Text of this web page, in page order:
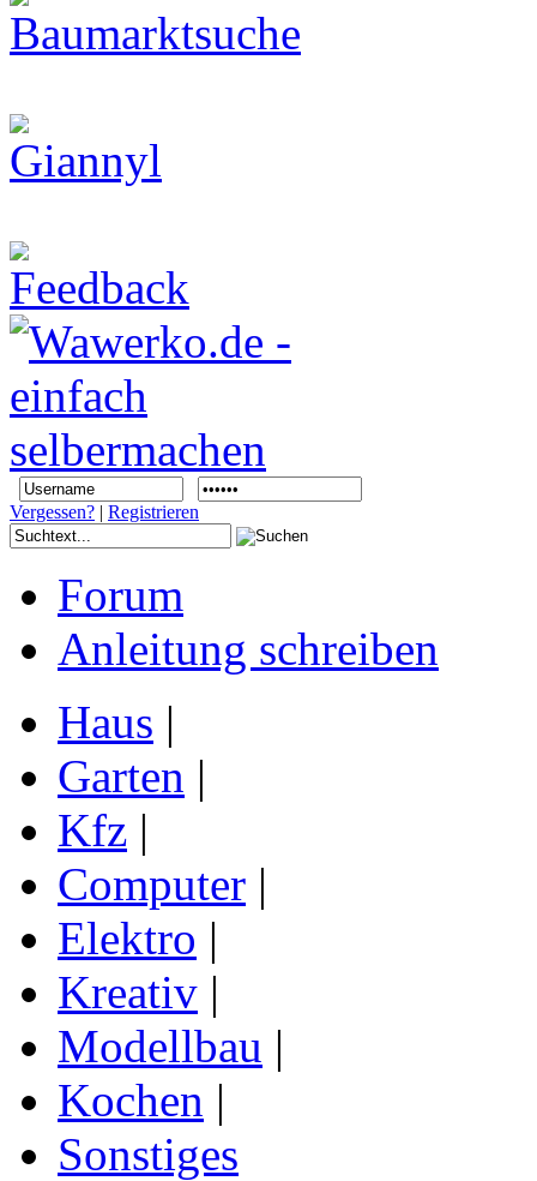
Vergessen? | Registrieren
Forum
Anleitung schreiben
Haus |
Garten |
Kfz |
Computer |
Elektro |
Kreativ |
Modellbau |
Kochen |
Sonstiges